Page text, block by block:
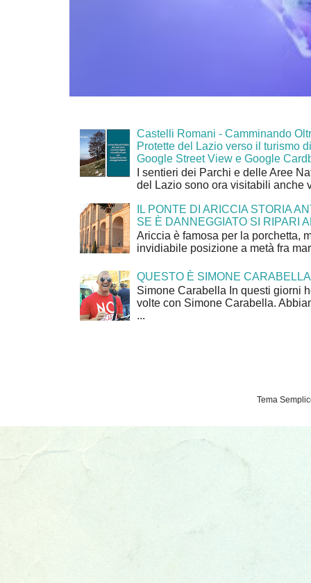
Castelli Romani - Camminando
Protette del Lazio verso il turismo
Google Street View e Google
I sentieri dei Parchi e delle Aree
del Lazio sono ora visitabili anche
IL PONTE DI ARICCIA STORIA
SE È DANNEGGIATO SI RIPARI
Ariccia è famosa per la porchetta,
invidiabile posizione a metà fra
QUESTO È SIMONE CARABELLA
Simone Carabella In questi giorni
volte con Simone Carabella.
...
Tema